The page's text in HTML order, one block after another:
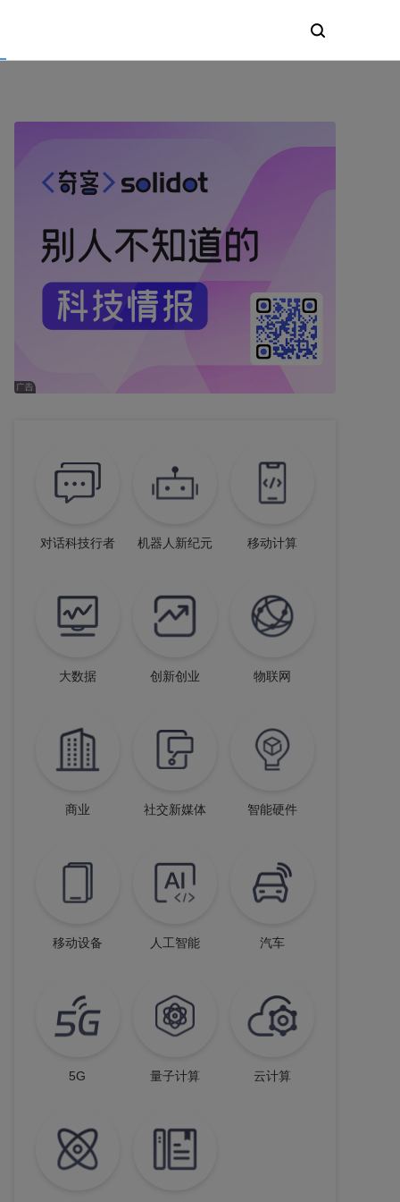
对话科技行者 机器人新纪元 移动计算
大数据 创新创业 物联网
商业 社交新媒体 智能硬件
移动设备 人工智能 汽车
5G 量子计算 云计算